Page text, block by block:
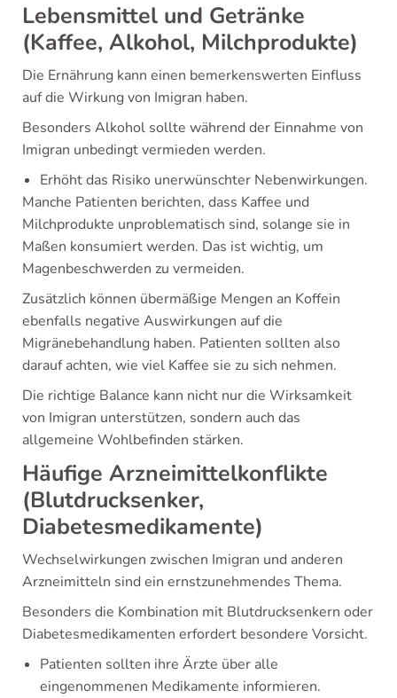
Lebensmittel und Getränke
(Kaffee, Alkohol, Milchprodukte)
Die Ernährung kann einen bemerkenswerten Einfluss
auf die Wirkung von Imigran haben.
Besonders Alkohol sollte während der Einnahme von
Imigran unbedingt vermieden werden.
Erhöht das Risiko unerwünschter Nebenwirkungen.
Manche Patienten berichten, dass Kaffee und
Milchprodukte unproblematisch sind, solange sie in
Maßen konsumiert werden. Das ist wichtig, um
Magenbeschwerden zu vermeiden.
Zusätzlich können übermäßige Mengen an Koffein
ebenfalls negative Auswirkungen auf die
Migränebehandlung haben. Patienten sollten also
darauf achten, wie viel Kaffee sie zu sich nehmen.
Die richtige Balance kann nicht nur die Wirksamkeit
von Imigran unterstützen, sondern auch das
allgemeine Wohlbefinden stärken.
Häufige Arzneimittelkonflikte
(Blutdrucksenker,
Diabetesmedikamente)
Wechselwirkungen zwischen Imigran und anderen
Arzneimitteln sind ein ernstzunehmendes Thema.
Besonders die Kombination mit Blutdrucksenkern oder
Diabetesmedikamenten erfordert besondere Vorsicht.
Patienten sollten ihre Ärzte über alle
eingenommenen Medikamente informieren.